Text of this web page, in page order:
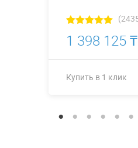
1 398 125 ₸
Купить в 1 клик